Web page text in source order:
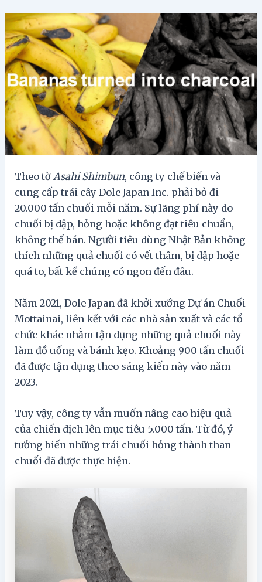
Theo tờAsahi Shimbun, công ty chế biến và
cung cấp trái cây Dole Japan Inc. phải bỏ đi
20.000 tấn chuối mỗi năm. Sự lãng phí này do
chuối bị dập, hỏng hoặc không đạt tiêu chuẩn,
không thể bán. Người tiêu dùng Nhật Bản không
thích những quả chuối có vết thâm, bị dập hoặc
quá to, bất kể chúng có ngon đến đâu.
Năm 2021, Dole Japan đã khởi xướng Dự án Chuối
Mottainai, liên kết với các nhà sản xuất và các tổ
chức khác nhằm tận dụng những quả chuối này
làm đồ uống và bánh kẹo. Khoảng 900 tấn chuối
đã được tận dụng theo sáng kiến này vào năm
2023.
Tuy vậy, công ty vẫn muốn nâng cao hiệu quả
của chiến dịch lên mục tiêu 5.000 tấn. Từ đó, ý
tưởng biến những trái chuối hỏng thành than
chuối đã được thực hiện.